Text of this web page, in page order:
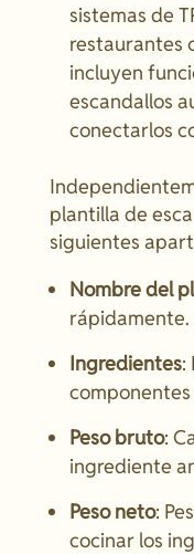
sistemas de
restaurantes
incluyen
escandallos
conectarlos
plantilla de
siguientes
Nombre del
rápidamente.
Ingredientes:
Peso bruto:
ingrediente
Peso neto:
cocinar los